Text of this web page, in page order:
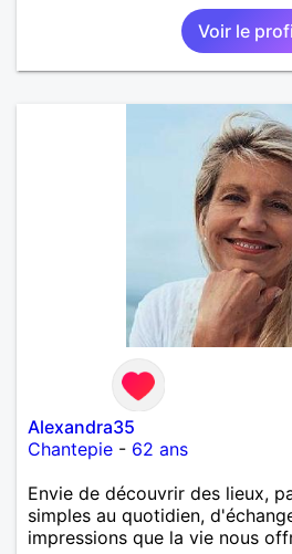
Voir le
Alexandra35
Chantepie - 62 ans
Envie de découvrir des lieux,
simples au quotidien,
impressions que la vie nous